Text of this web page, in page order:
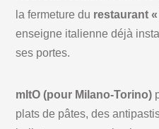
la fermeture du restaurant
enseigne italienne déjà
ses portes.
mItO (pour Milano-Torino)
plats de pâtes, des